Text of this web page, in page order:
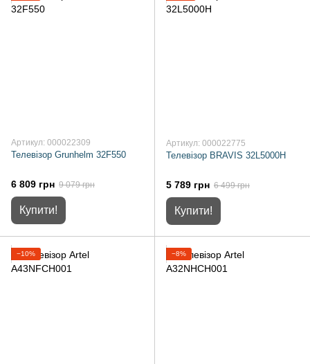
Артикул: 000022309
Телевізор Grunhelm 32F550
6 809 грн 9 079 грн
Купити!
Артикул: 000022775
Телевізор BRAVIS 32L5000H
5 789 грн 6 499 грн
Купити!
−10% −8%